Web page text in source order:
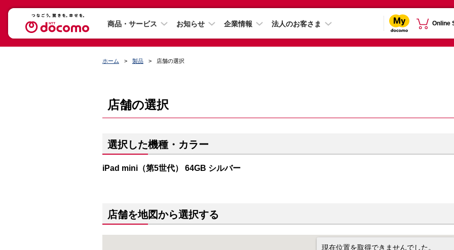
商品・サービス お知らせ 企業情報 法人のお客さま Online
ホーム 製品 店舗の選択
店舗の選択
選択した機種・カラー
iPad mini（第5世代） 64GB シルバー
店舗を地図から選択する
現在位置を取得できませんでした。